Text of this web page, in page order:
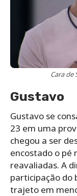
Cara de
Gustavo
Gustavo se
23 em uma
chegou a ser
encostado o pé
reavaliadas. A
participação do
trajeto em